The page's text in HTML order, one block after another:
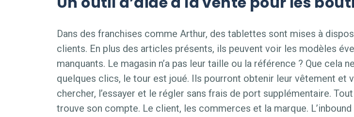
Dans des franchises comme Arthur, des tablettes sont mises à
clients. En plus des articles présents, ils peuvent voir les modèles
manquants. Le magasin n’a pas leur taille ou la référence ? Que cela
quelques clics, le tour est joué. Ils pourront obtenir leur vêtement et
chercher, l’essayer et le régler sans frais de port supplémentaire.
trouve son compte. Le client, les commerces et la marque.